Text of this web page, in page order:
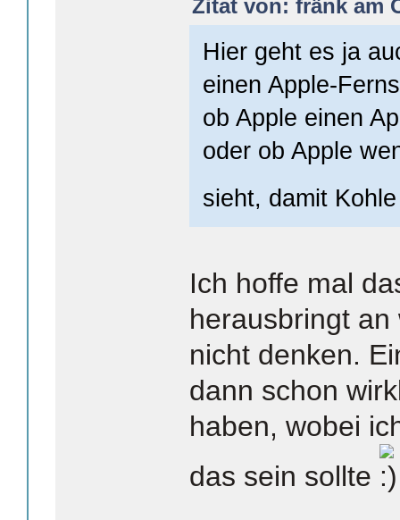
Zitat von: fränk am
Hier geht es ja
einen Apple-
ob Apple einen
oder ob Apple
sieht, damit
Ich hoffe mal
herausbringt
nicht denken.
dann schon
haben, wobei
das sein sollte